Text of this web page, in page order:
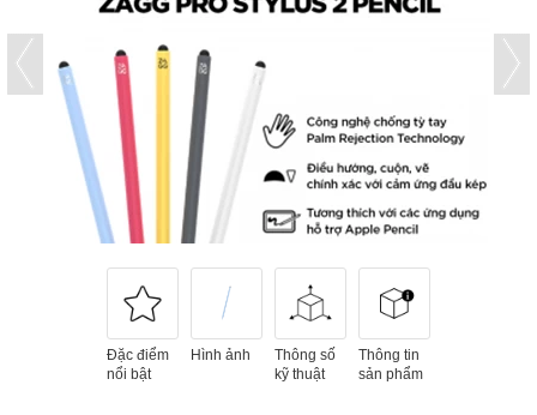
Đặc điểm
nổi bật
Hình ảnh
Thông số
kỹ thuật
Thông tin
sản phẩm